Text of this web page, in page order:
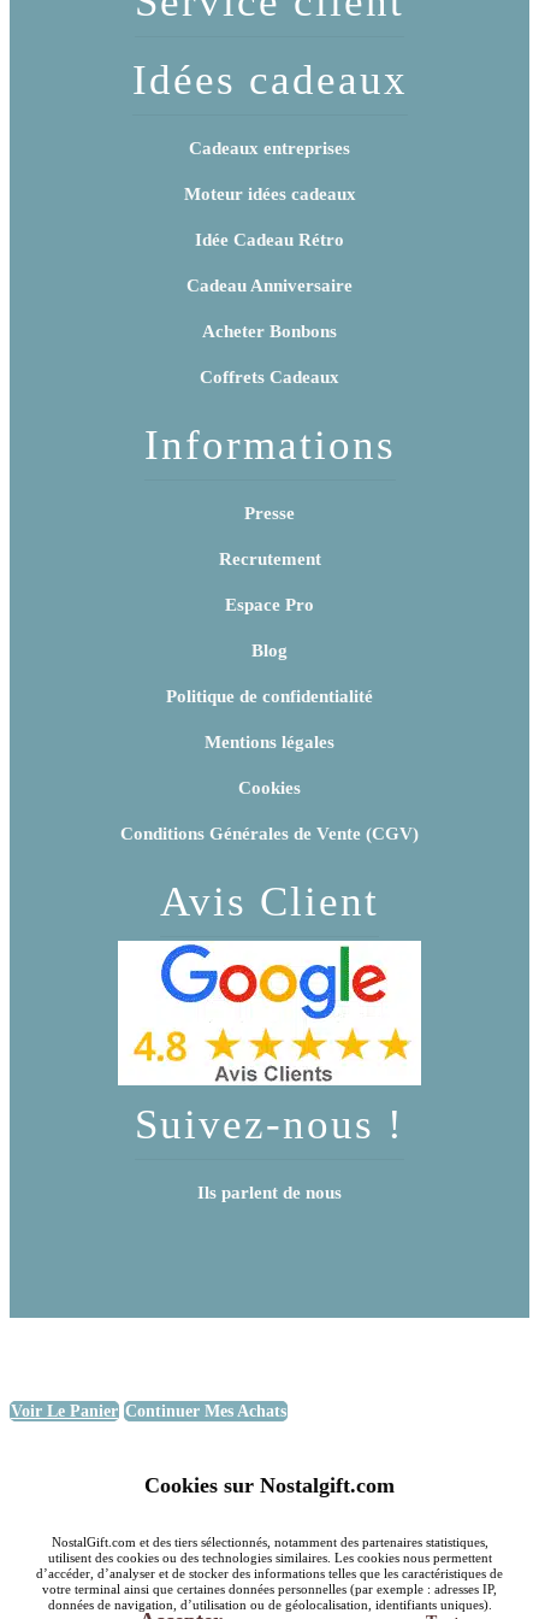
Idées cadeaux
Cadeaux entreprises
Moteur idées cadeaux
Idée Cadeau Rétro
Cadeau Anniversaire
Acheter Bonbons
Coffrets Cadeaux
Informations
Presse
Recrutement
Espace Pro
Blog
Politique de confidentialité
Mentions légales
Cookies
Conditions Générales de Vente (CGV)
Avis Client
Suivez-nous !
Ils parlent de nous
Voir Le Panier Continuer Mes Achats
Cookies sur Nostalgift.com
NostalGift.com et des tiers sélectionnés, notamment des partenaires statistiques,
utilisent des cookies ou des technologies similaires. Les cookies nous permettent
d’accéder, d’analyser et de stocker des informations telles que les caractéristiques de
votre terminal ainsi que certaines données personnelles (par exemple : adresses IP,
données de navigation, d’utilisation ou de géolocalisation, identifiants uniques).